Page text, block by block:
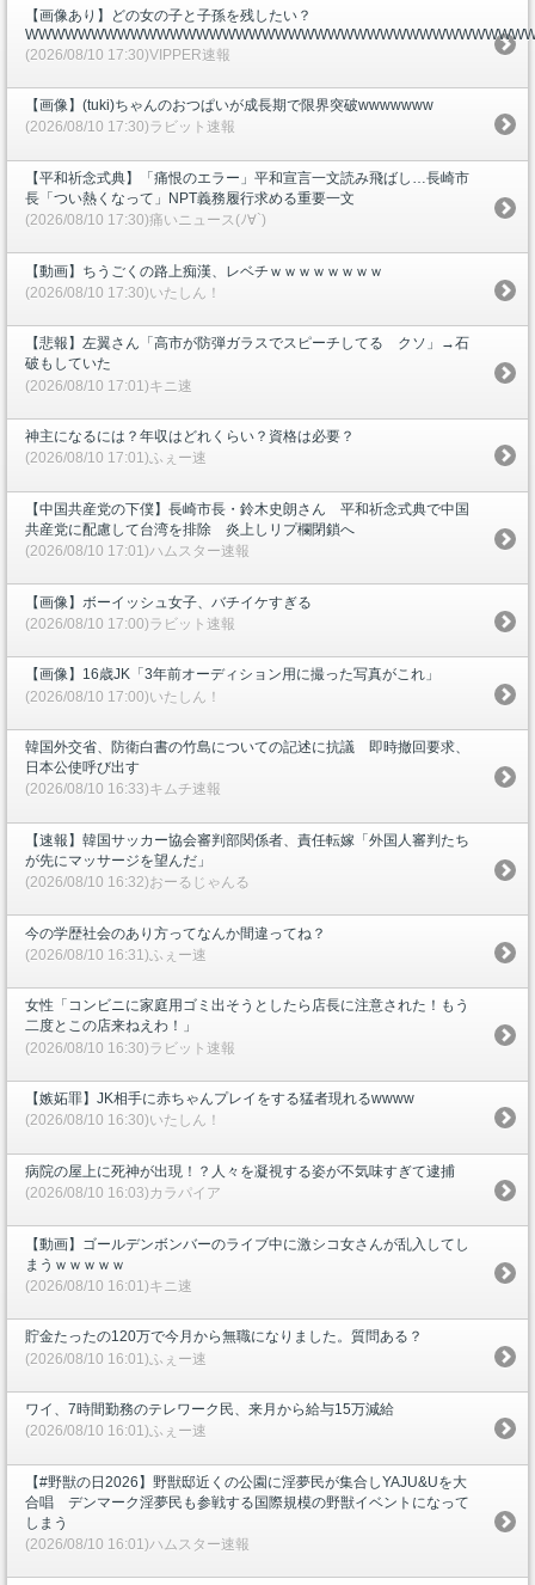
【画像あり】どの女の子と子孫を残したい？
(2026/08/10 17:30)VIPPER速報
【画像】(tuki)ちゃんのおつぱいが成長期で限界突破wwwwwww
(2026/08/10 17:30)ラビット速報
【平和祈念式典】「痛恨のエラー」平和宣言一文読み飛ばし…長崎市
長「つい熱くなって」NPT義務履行求める重要一文
(2026/08/10 17:30)痛いニュース(ﾉ∀`)
【動画】ちうごくの路上痴漢、レベチｗｗｗｗｗｗｗｗ
(2026/08/10 17:30)いたしん！
【悲報】左翼さん「高市が防弾ガラスでスピーチしてる クソ」→石
破もしていた
(2026/08/10 17:01)キニ速
神主になるには？年収はどれくらい？資格は必要？
(2026/08/10 17:01)ふぇー速
【中国共産党の下僕】長崎市長・鈴木史朗さん 平和祈念式典で中国
共産党に配慮して台湾を排除 炎上しリプ欄閉鎖へ
(2026/08/10 17:01)ハムスター速報
【画像】ボーイッシュ女子、バチイケすぎる
(2026/08/10 17:00)ラビット速報
【画像】16歳JK「3年前オーディション用に撮った写真がこれ」
(2026/08/10 17:00)いたしん！
韓国外交省、防衛白書の竹島についての記述に抗議 即時撤回要求、
日本公使呼び出す
(2026/08/10 16:33)キムチ速報
【速報】韓国サッカー協会審判部関係者、責任転嫁「外国人審判たち
が先にマッサージを望んだ」
(2026/08/10 16:32)おーるじゃんる
今の学歴社会のあり方ってなんか間違ってね？
(2026/08/10 16:31)ふぇー速
女性「コンビニに家庭用ゴミ出そうとしたら店長に注意された！もう
二度とこの店来ねえわ！」
(2026/08/10 16:30)ラビット速報
【嫉妬罪】JK相手に赤ちゃんプレイをする猛者現れるwwww
(2026/08/10 16:30)いたしん！
病院の屋上に死神が出現！？人々を凝視する姿が不気味すぎて逮捕
(2026/08/10 16:03)カラパイア
【動画】ゴールデンボンバーのライブ中に激シコ女さんが乱入してし
まうｗｗｗｗｗ
(2026/08/10 16:01)キニ速
貯金たったの120万で今月から無職になりました。質問ある？
(2026/08/10 16:01)ふぇー速
ワイ、7時間勤務のテレワーク民、来月から給与15万減給
(2026/08/10 16:01)ふぇー速
【#野獣の日2026】野獣邸近くの公園に淫夢民が集合しYAJU&Uを大
合唱 デンマーク淫夢民も参戦する国際規模の野獣イベントになって
しまう
(2026/08/10 16:01)ハムスター速報